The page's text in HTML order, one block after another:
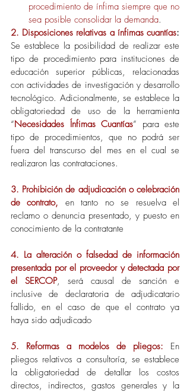
procedimiento de ínfima siempre que no
sea posible consolidar la demanda.
2. Disposiciones relativas a ínfimas cuantías:
Se establece la posibilidad de realizar este
tipo de procedimiento para instituciones de
educación superior públicas, relacionadas
con actividades de investigación y desarrollo
tecnológico. Adicionalmente, se establece la
obligatoriedad de uso de la herramienta
“Necesidades Ínfimas Cuantías” para este
tipo de procedimientos, que no podrá ser
fuera del transcurso del mes en el cual se
realizaron las contrataciones.
3. Prohibición de adjudicación o celebración
de contrato, en tanto no se resuelva el
reclamo o denuncia presentado, y puesto en
conocimiento de la contratante
4. La alteración o falsedad de información
presentada por el proveedor y detectada por
el SERCOP, será causal de sanción e
inclusive de declaratoria de adjudicatario
fallido, en el caso de que el contrato ya
haya sido adjudicado
5. Reformas a modelos de pliegos: En
pliegos relativos a consultoría, se establece
la obligatoriedad de detallar los costos
directos, indirectos, gastos generales y la